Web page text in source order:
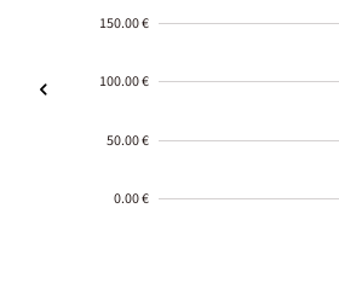
150.00 €
100.00 €
50.00 €
0.00 €